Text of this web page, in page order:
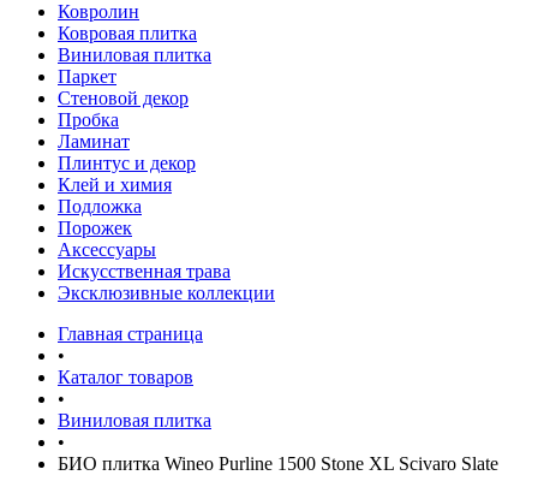
Ковролин
Ковровая плитка
Виниловая плитка
Паркет
Стеновой декор
Пробка
Ламинат
Плинтус и декор
Клей и химия
Подложка
Порожек
Аксессуары
Искусственная трава
Эксклюзивные коллекции
Главная страница
•
Каталог товаров
•
Виниловая плитка
•
БИО плитка Wineo Purline 1500 Stone XL Scivaro Slate